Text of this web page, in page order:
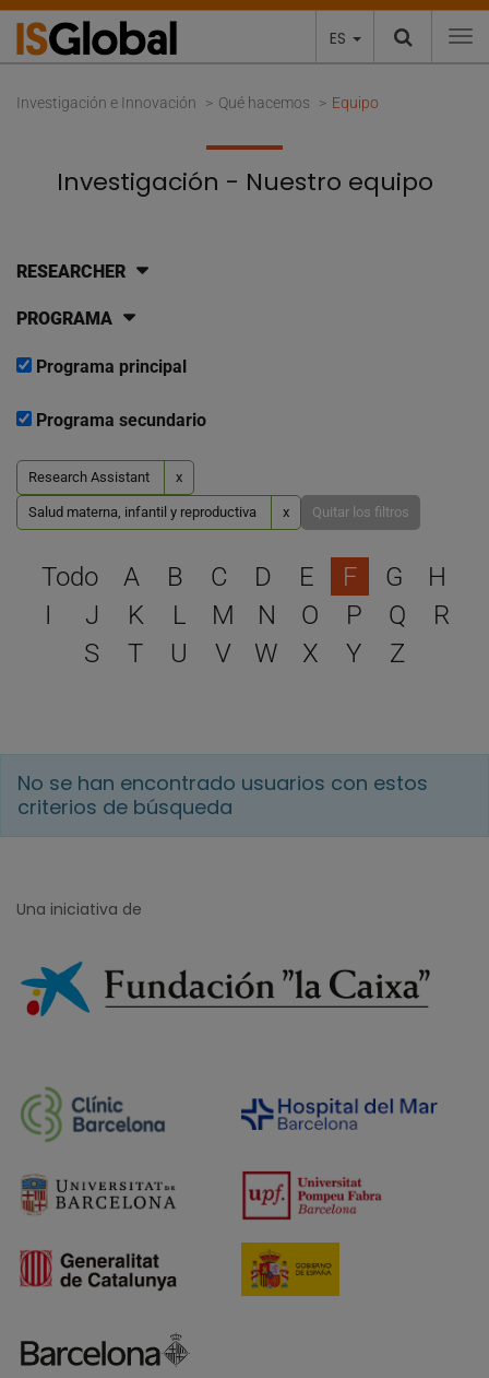
ES
Investigación e Innovación Qué hacemos Equipo
Investigación - Nuestro equipo
RESEARCHER
PROGRAMA
Programa principal
Programa secundario
Research Assistant x
Salud materna, infantil y reproductiva x Quitar los filtros
Selecciona una letra
Todo A B C D E F G
H
I
J K L M N O P Q
R
S
T U V W X Y Z
No se han encontrado usuarios con estos
criterios de búsqueda
Una iniciativa de